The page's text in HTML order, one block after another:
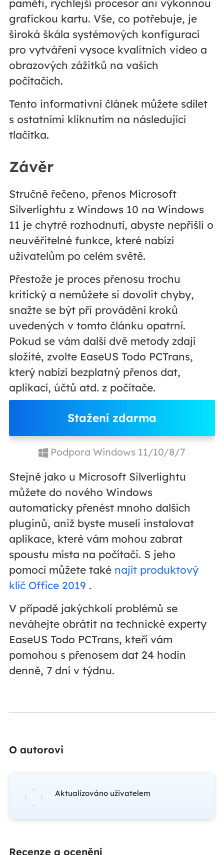
paměti, rychlejší procesor ani výkonnou
grafickou kartu. Vše, co potřebuje, je
široká škála systémových konfigurací
pro vytváření vysoce kvalitních video a
obrazových zážitků na vašich
počítačích.
Tento informativní článek můžete sdílet
s ostatními kliknutím na následující
tlačítka.
Závěr
Stručně řečeno, přenos Microsoft
Silverlightu z Windows 10 na Windows
11 je chytré rozhodnutí, abyste nepřišli o
neuvěřitelné funkce, které nabízí
uživatelům po celém světě.
Přestože je proces přenosu trochu
kritický a nemůžete si dovolit chyby,
snažte se být při provádění kroků
uvedených v tomto článku opatrní.
Pokud se vám další dvě metody zdají
složité, zvolte EaseUS Todo PCTrans,
který nabízí bezplatný přenos dat,
aplikací, účtů atd. z počítače.
Stažení zdarma
Podpora Windows 11/10/8/7
Stejně jako u Microsoft Silverlightu
můžete do nového Windows
automaticky přenést mnoho dalších
pluginů, aniž byste museli instalovat
aplikace, které vám mohou zabrat
spoustu místa na počítači. S jeho
pomocí můžete také najít produktový
klíč Office 2019 .
V případě jakýchkoli problémů se
neváhejte obrátit na technické experty
EaseUS Todo PCTrans, kteří vám
pomohou s přenosem dat 24 hodin
denně, 7 dní v týdnu.
O autorovi
Aktualizováno uživatelem
Recenze a ocenění